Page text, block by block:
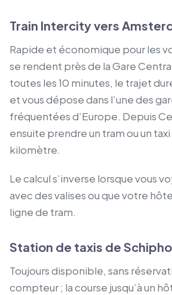
Train Intercity vers
Rapide et économique pour les
se rendent près de la Gare
toutes les 10 minutes, le trajet
et vous dépose dans l’une des
fréquentées d’Europe. Depuis
ensuite prendre un tram ou un
kilomètre.
Le calcul s’inverse lorsque vous
avec des valises ou que votre
ligne de tram.
Station de taxis de
Toujours disponible, sans
compteur ; la course jusqu’à un